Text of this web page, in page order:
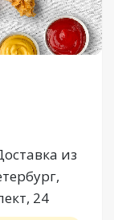
из
24